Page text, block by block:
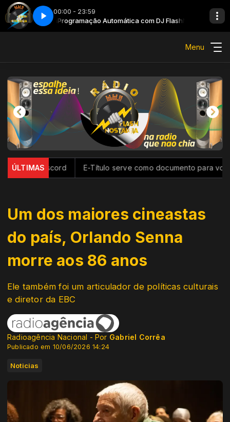
00:00 - 23:59
Programação Automática com DJ FlashNostalgia
Menu
ÚLTIMAS
Discord E-Título serve como documento para votar;
Um dos maiores cineastas
do país, Orlando Senna
morre aos 86 anos
Ele também foi um articulador de políticas culturais
e diretor da EBC
Radioagência Nacional - Por Gabriel Corrêa
Publicado em 10/06/2026 14:24
Noticias